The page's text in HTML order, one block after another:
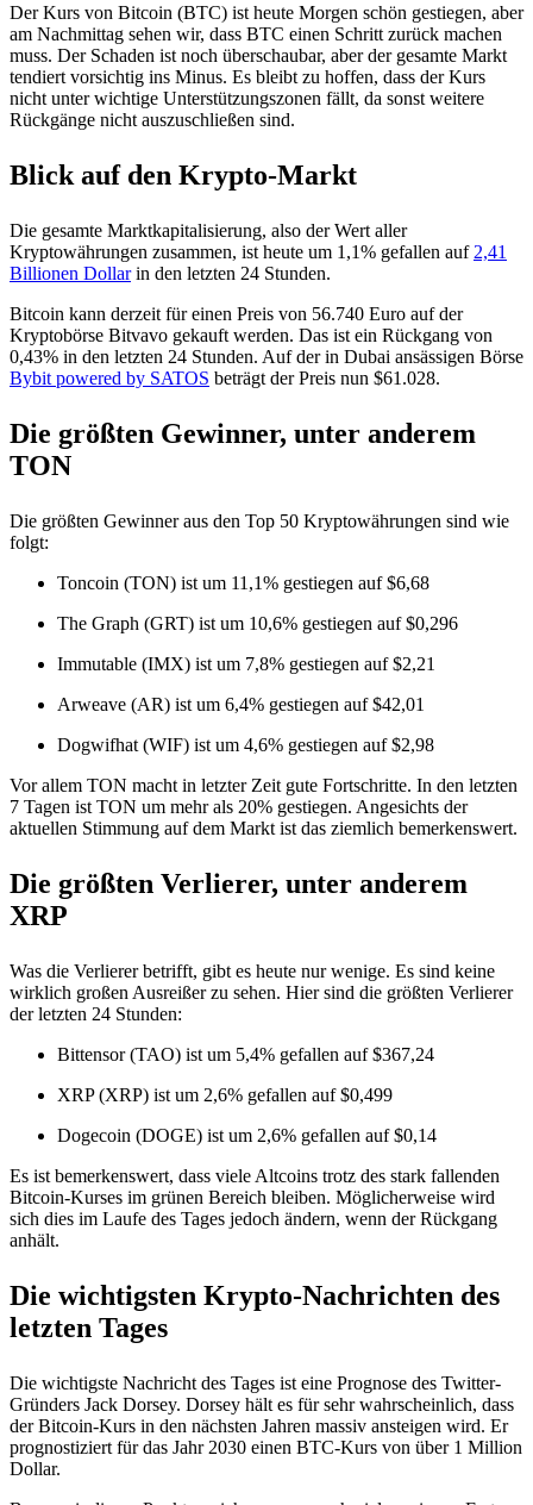
Der Kurs von Bitcoin (BTC) ist heute Morgen schön gestiegen, aber
am Nachmittag sehen wir, dass BTC einen Schritt zurück machen
muss. Der Schaden ist noch überschaubar, aber der gesamte Markt
tendiert vorsichtig ins Minus. Es bleibt zu hoffen, dass der Kurs
nicht unter wichtige Unterstützungszonen fällt, da sonst weitere
Rückgänge nicht auszuschließen sind.
Blick auf den Krypto-Markt
Die gesamte Marktkapitalisierung, also der Wert aller
Kryptowährungen zusammen, ist heute um 1,1% gefallen auf 2,41
Billionen Dollarin den letzten 24 Stunden.
Bitcoin kann derzeit für einen Preis von 56.740 Euro auf der
Kryptobörse Bitvavo gekauft werden. Das ist ein Rückgang von
0,43% in den letzten 24 Stunden. Auf der in Dubai ansässigen Börse
Bybit powered by SATOS beträgt der Preis nun $61.028.
Die größten Gewinner, unter anderem
TON
Die größten Gewinner aus den Top 50 Kryptowährungen sind wie
folgt:
Toncoin (TON) ist um 11,1% gestiegen auf $6,68
The Graph (GRT) ist um 10,6% gestiegen auf $0,296
Immutable (IMX) ist um 7,8% gestiegen auf $2,21
Arweave (AR) ist um 6,4% gestiegen auf $42,01
Dogwifhat (WIF) ist um 4,6% gestiegen auf $2,98
Vor allem TON macht in letzter Zeit gute Fortschritte. In den letzten
7 Tagen ist TON um mehr als 20% gestiegen. Angesichts der
aktuellen Stimmung auf dem Markt ist das ziemlich bemerkenswert.
Die größten Verlierer, unter anderem
XRP
Was die Verlierer betrifft, gibt es heute nur wenige. Es sind keine
wirklich großen Ausreißer zu sehen. Hier sind die größten Verlierer
der letzten 24 Stunden:
Bittensor (TAO) ist um 5,4% gefallen auf $367,24
XRP (XRP) ist um 2,6% gefallen auf $0,499
Dogecoin (DOGE) ist um 2,6% gefallen auf $0,14
Es ist bemerkenswert, dass viele Altcoins trotz des stark fallenden
Bitcoin-Kurses im grünen Bereich bleiben. Möglicherweise wird
sich dies im Laufe des Tages jedoch ändern, wenn der Rückgang
anhält.
Die wichtigsten Krypto-Nachrichten des
letzten Tages
Die wichtigste Nachricht des Tages ist eine Prognose des Twitter-
Gründers Jack Dorsey. Dorsey hält es für sehr wahrscheinlich, dass
der Bitcoin-Kurs in den nächsten Jahren massiv ansteigen wird. Er
prognostiziert für das Jahr 2030 einen BTC-Kurs von über 1 Million
Dollar.